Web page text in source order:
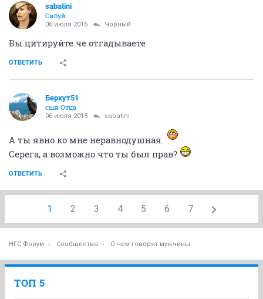
sabatini
Сибуй
06 июля 2015 Чорный
Вы цитируйте че отгадываете
ОТВЕТИТЬ
Беркут51
сын Отца
06 июля 2015 sabatini
А ты явно ко мне неравнодушная.
Серега, а возможно что ты был прав?
ОТВЕТИТЬ
1 2 3 4 5 6 7
НГС.Форум Сообщества О чем говорят мужчины
ТОП 5